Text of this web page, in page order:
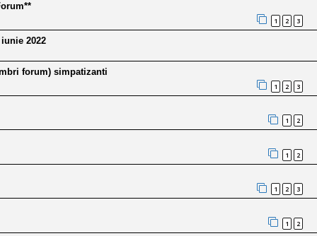
1 2 3
2022
forum) simpatizanti
1 2 3
1 2
1 2
1 2 3
1 2